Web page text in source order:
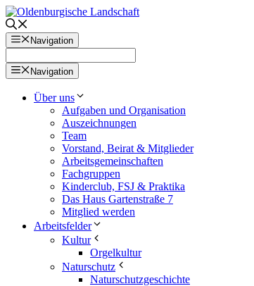
Zum
Inhalt
springenNavigation
Navigation
Über uns
Aufgaben und Organisation
Auszeichnungen
Team
Vorstand, Beirat & Mitglieder
Arbeitsgemeinschaften
Fachgruppen
Kinderclub, FSJ & Praktika
Das Haus Gartenstraße 7
Mitglied werden
Arbeitsfelder
Kultur
Orgelkultur
Naturschutz
Naturschutzgeschichte